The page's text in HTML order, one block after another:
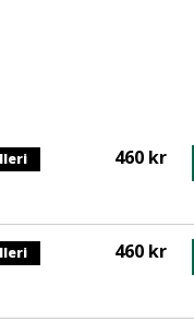
460 kr
460 kr